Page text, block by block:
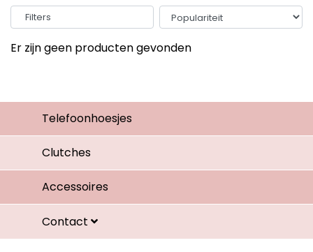
Filters
Er zijn geen producten gevonden
Telefoonhoesjes
Clutches
Accessoires
Contact